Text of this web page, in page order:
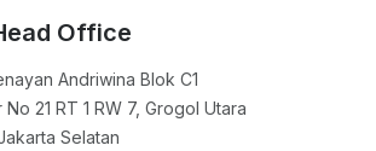
Office
Andriwina Blok C1
21 RT 1 RW 7, Grogol Utara
Selatan